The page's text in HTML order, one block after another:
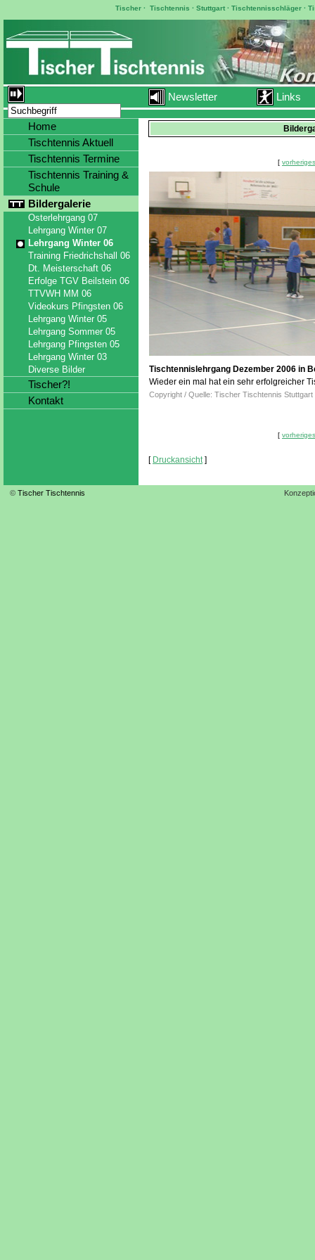
Tischer ·Tischtennis ·Stuttgart ·Tischtennisschläger ·
Newsletter Links
[
Tischtennislehrgang Dezember 2006 in
Wieder ein mal hat ein sehr erfolgreicher
Copyright / Quelle: Tischer Tischtennis Stuttgart
[
[ Druckansicht]
Home
Tischtennis Aktuell
Tischtennis Termine
Tischtennis Training &
Schule
Bildergalerie
Osterlehrgang 07
Lehrgang Winter 07
Lehrgang Winter 06
Training Friedrichshall 06
Dt. Meisterschaft 06
Erfolge TGV Beilstein 06
TTVWH MM 06
Videokurs Pfingsten 06
Lehrgang Winter 05
Lehrgang Sommer 05
Lehrgang Pfingsten 05
Lehrgang Winter 03
Diverse Bilder
Tischer?!
Kontakt
© Tischer Tischtennis